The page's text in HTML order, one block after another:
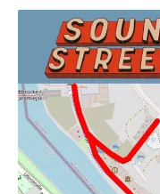
Zapamiętaj
pisania